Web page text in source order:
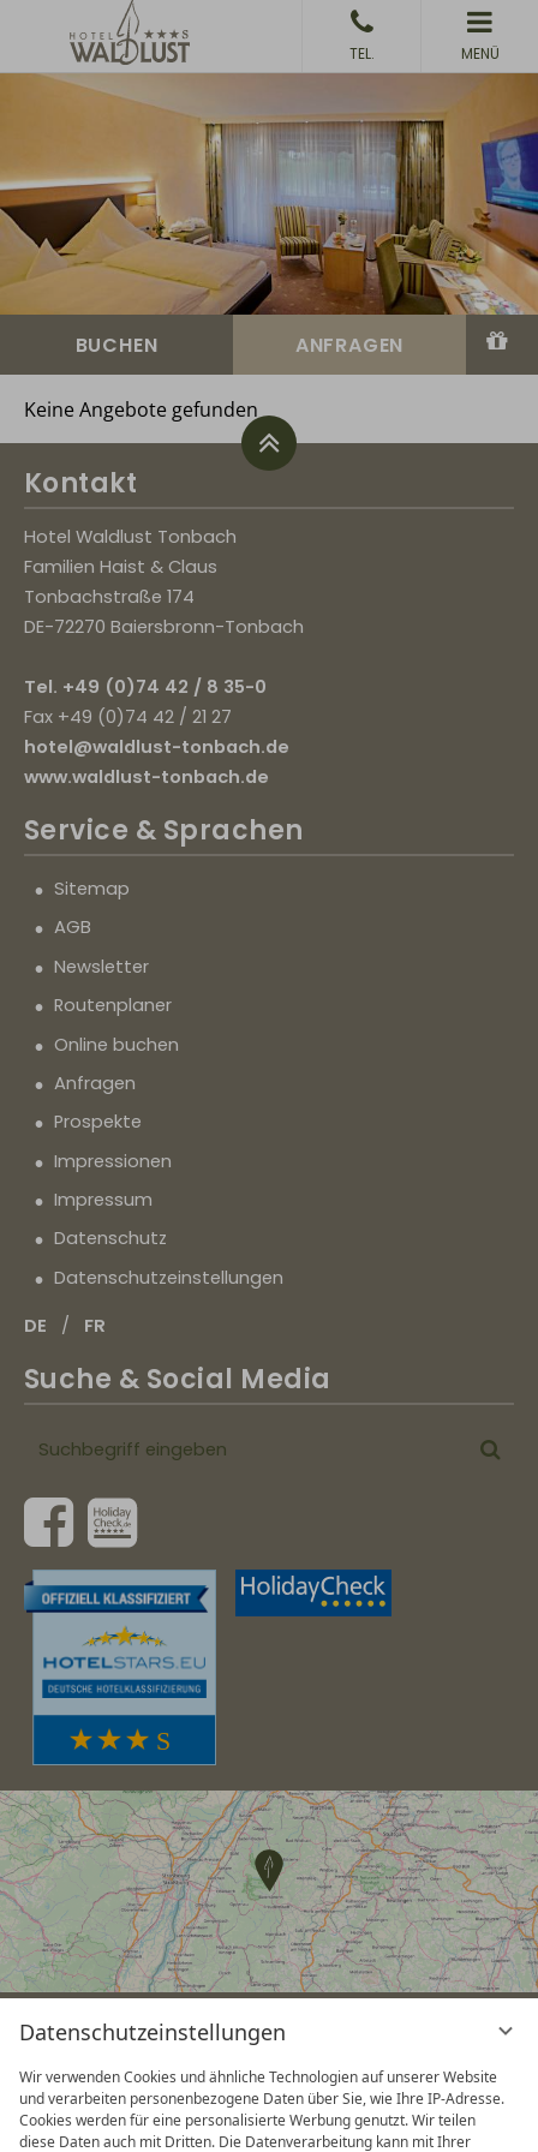
Datenschutzeinstellungen
Wir verwenden Cookies und ähnliche Technologien auf unserer Website
und verarbeiten personenbezogene Daten über Sie, wie Ihre IP-Adresse.
Cookies werden für eine personalisierte Werbung genutzt. Wir teilen
diese Daten auch mit Dritten. Die Datenverarbeitung kann mit Ihrer
MENÜ
Keine Angebote gefunden
Kontakt
Hotel Waldlust Tonbach
Familien Haist & Claus
Tonbachstraße 174
DE-72270 Baiersbronn-Tonbach
Tel. +49 (0)74 42 / 8 35-0
Fax +49 (0)74 42 / 21 27
hotel@waldlust-tonbach.de
www.waldlust-tonbach.de
Service & Sprachen
Sitemap
AGB
Newsletter
Routenplaner
Online buchen
Anfragen
Prospekte
Impressionen
Impressum
Datenschutz
Datenschutz­einstellungen
DE FR
Suche & Social Media
Suchbegriff